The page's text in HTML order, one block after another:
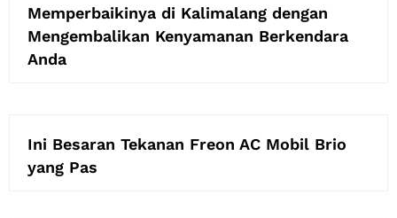
Memperbaikinya di Kalimalang dengan
Mengembalikan Kenyamanan Berkendara
Anda
Ini Besaran Tekanan Freon AC Mobil Brio
yang Pas